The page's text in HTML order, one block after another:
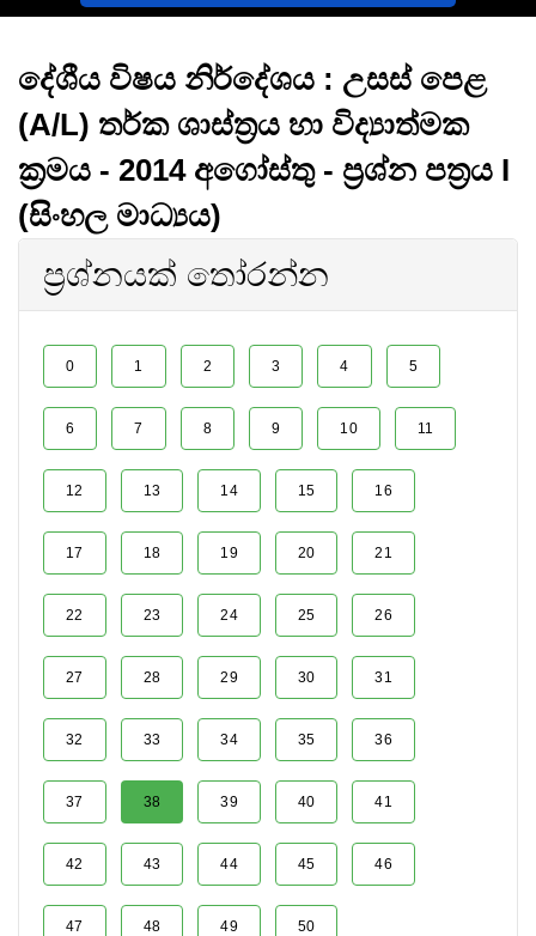
දේශීය විෂය නිර්දේශය : උසස් පෙළ
(A/L) තර්ක ශාස්ත්‍රය හා විද්‍යාත්මක
ක්‍රමය - 2014 අගෝස්තු - ප්‍රශ්න පත්‍රය I
(සිංහල මාධ්‍යය)
ප්‍රශ්නයක් තෝරන්න
0 1 2 3 4 5
6 7 8 9 10 11
12 13 14 15 16
17 18 19 20 21
22 23 24 25 26
27 28 29 30 31
32 33 34 35 36
37 38 39 40 41
42 43 44 45 46
47 48 49 50